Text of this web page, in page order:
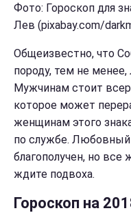
Фото: Гороскоп для
Лев (pixabay.com/
Общеизвестно, что
породу, тем не
Мужчинам стоит
которое может
женщинам этого
по службе. Любовный
благополучен, но все
ждите подвоха.
Гороскоп на